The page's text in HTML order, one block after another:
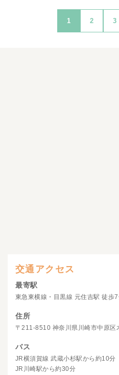
1 2 3
交通アクセス
最寄駅
東急東横線・目黒線 元住吉駅 徒歩
住所
〒211-8510 神奈川県川崎市中原区
バス
JR横須賀線 武蔵小杉駅から約10分
JR川崎駅から約30分